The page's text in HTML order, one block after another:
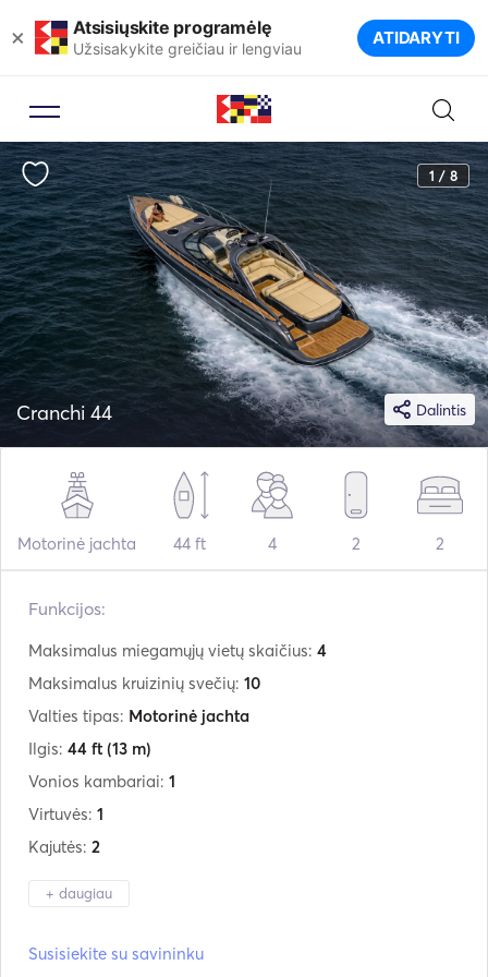
× Atsisiųskite programėlę
Užsisakykite greičiau ir lengviau ATIDARYTI
1 / 8
Dalintis
Cranchi 44
Motorinė jachta 44 ft 4 2 2
Funkcijos:
Maksimalus miegamųjų vietų skaičius: 4
Maksimalus kruizinių svečių: 10
Valties tipas: Motorinė jachta
Ilgis: 44 ft (13 m)
Vonios kambariai: 1
Virtuvės: 1
Kajutės: 2
+ daugiau
Susisiekite su savininku